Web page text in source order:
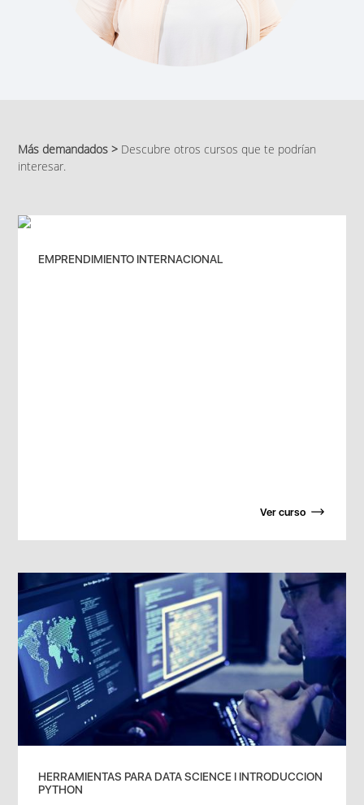
Más demandados > Descubre otros cursos que te podrían
interesar.
EMPRENDIMIENTO INTERNACIONAL
Ver curso
HERRAMIENTAS PARA DATA SCIENCE I INTRODUCCION
PYTHON